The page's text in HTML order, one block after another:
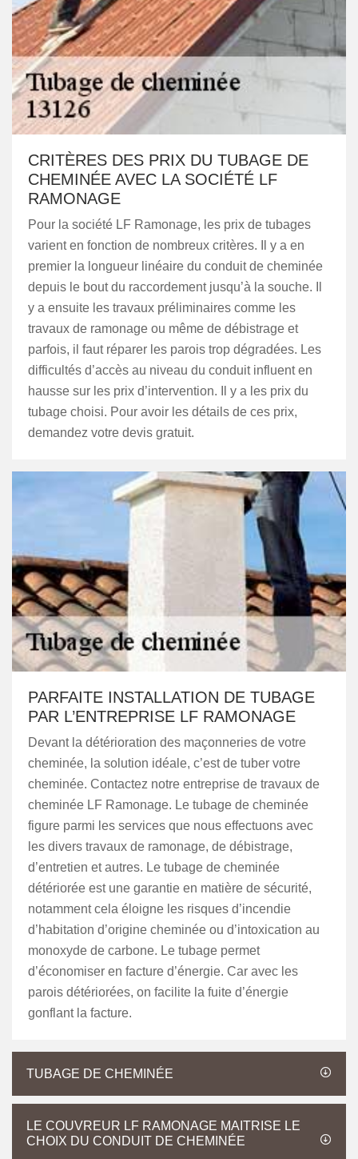
CRITÈRES DES PRIX DU TUBAGE DE
CHEMINÉE AVEC LA SOCIÉTÉ LF
RAMONAGE
Pour la société LF Ramonage, les prix de tubages
varient en fonction de nombreux critères. Il y a en
premier la longueur linéaire du conduit de cheminée
depuis le bout du raccordement jusqu’à la souche. Il
y a ensuite les travaux préliminaires comme les
travaux de ramonage ou même de débistrage et
parfois, il faut réparer les parois trop dégradées. Les
difficultés d’accès au niveau du conduit influent en
hausse sur les prix d’intervention. Il y a les prix du
tubage choisi. Pour avoir les détails de ces prix,
demandez votre devis gratuit.
PARFAITE INSTALLATION DE TUBAGE
PAR L’ENTREPRISE LF RAMONAGE
Devant la détérioration des maçonneries de votre
cheminée, la solution idéale, c’est de tuber votre
cheminée. Contactez notre entreprise de travaux de
cheminée LF Ramonage. Le tubage de cheminée
figure parmi les services que nous effectuons avec
les divers travaux de ramonage, de débistrage,
d’entretien et autres. Le tubage de cheminée
détériorée est une garantie en matière de sécurité,
notamment cela éloigne les risques d’incendie
d’habitation d’origine cheminée ou d’intoxication au
monoxyde de carbone. Le tubage permet
d’économiser en facture d’énergie. Car avec les
parois détériorées, on facilite la fuite d’énergie
gonflant la facture.
TUBAGE DE CHEMINÉE
LE COUVREUR LF RAMONAGE MAITRISE LE
CHOIX DU CONDUIT DE CHEMINÉE